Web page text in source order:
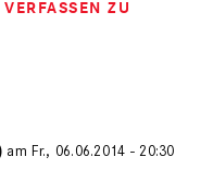
ZU
am Fr., 06.06.2014 - 20:30